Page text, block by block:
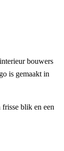
bouwers
is gemaakt in
blik en een